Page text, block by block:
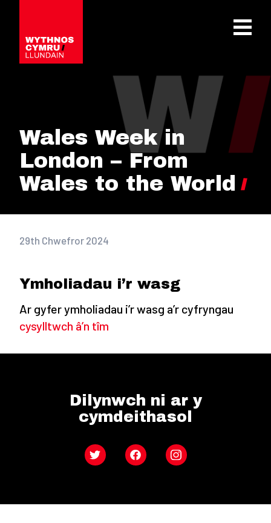
OPEN
Wales Week in
London – From
Wales to the World
29th Chwefror 2024
Ymholiadau i’r wasg
Ar gyfer ymholiadau i’r wasg a’r cyfryngau
cysylltwch â’n tîm
Dilynwch ni ar y
cymdeithasol
Twitter FacebookInstagram